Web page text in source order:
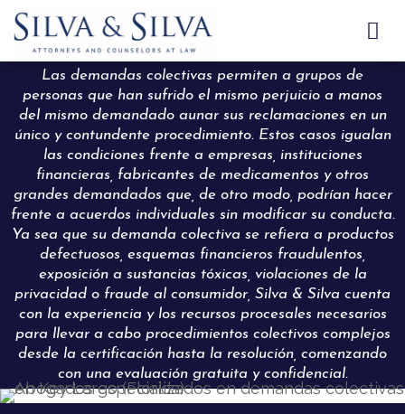

Las demandas colectivas permiten a grupos de
personas que han sufrido el mismo perjuicio a manos
del mismo demandado aunar sus reclamaciones en un
único y contundente procedimiento. Estos casos igualan
las condiciones frente a empresas, instituciones
financieras, fabricantes de medicamentos y otros
grandes demandados que, de otro modo, podrían hacer
frente a acuerdos individuales sin modificar su conducta.
Ya sea que su demanda colectiva se refiera a productos
defectuosos, esquemas financieros fraudulentos,
exposición a sustancias tóxicas, violaciones de la
privacidad o fraude al consumidor, Silva & Silva cuenta
con la experiencia y los recursos procesales necesarios
para llevar a cabo procedimientos colectivos complejos
desde la certificación hasta la resolución, comenzando
con una evaluación gratuita y confidencial.